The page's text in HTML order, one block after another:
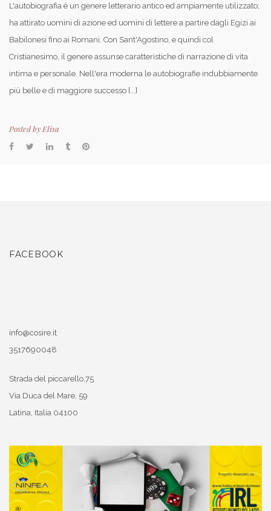
L'autobiografia è un genere letterario antico ed ampiamente utilizzato;
ha attirato uomini di azione ed uomini di lettere a partire dagli Egizi ai
Babilonesi fino ai Romani. Con Sant'Agostino, e quindi col
Cristianesimo, il genere assunse caratteristiche di narrazione di vita
intima e personale. Nell'era moderna le autobiografie indubbiamente
più belle e di maggiore successo [...]
Posted by Elisa
FACEBOOK
info@cosire.it
3517690048
Strada del piccarello,75
Via Duca del Mare, 59
Latina Italia 04100